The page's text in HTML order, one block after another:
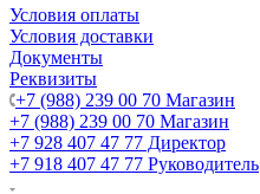
Условия оплаты
Условия доставки
Документы
Реквизиты
+7 (988) 239 00 70 Магазин
+7 (988) 239 00 70 Магазин
+7 928 407 47 77 Директор
+7 918 407 47 77 Руководитель